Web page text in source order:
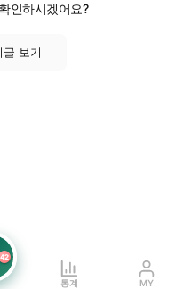
인하시겠어요?
보기
42
통계 MY